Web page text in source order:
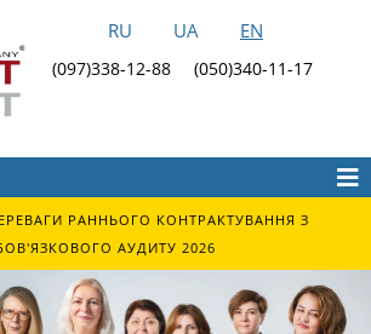
RU UA EN
(097)338-12-88 (050)340-11-17
РАННЬОГО КОНТРАКТУВАННЯ З
АУДИТУ 2026